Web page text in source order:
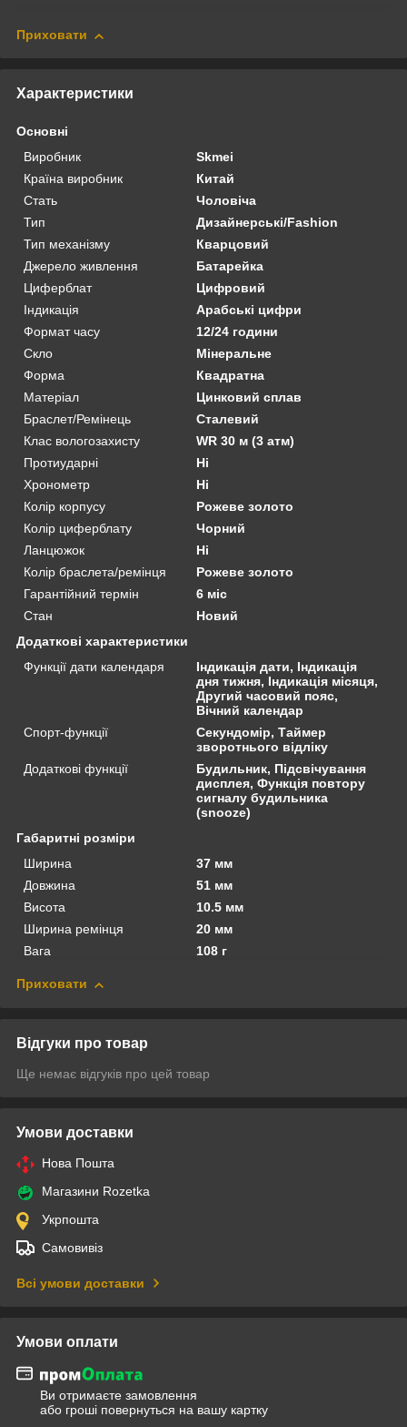
Приховати
Характеристики
Основні
Виробник
Skmei
Країна виробник
Китай
Стать
Чоловіча
Тип
Дизайнерські/Fashion
Тип механізму
Кварцовий
Джерело живлення
Батарейка
Циферблат
Цифровий
Індикація
Арабські цифри
Формат часу
12/24 години
Скло
Мінеральне
Форма
Квадратна
Матеріал
Цинковий сплав
Браслет/Ремінець
Сталевий
Клас вологозахисту
WR 30 м (3 атм)
Протиударні
Ні
Хронометр
Ні
Колір корпусу
Рожеве золото
Колір циферблату
Чорний
Ланцюжок
Ні
Колір браслета/ремінця
Рожеве золото
Гарантійний термін
6 міс
Стан
Новий
Додаткові характеристики
Функції дати календаря
Індикація дати, Індикація
дня тижня, Індикація місяця,
Другий часовий пояс,
Вічний календар
Спорт-функції
Секундомір, Таймер
зворотнього відліку
Додаткові функції
Будильник, Підсвічування
дисплея, Функція повтору
сигналу будильника
(snooze)
Габаритні розміри
Ширина
37 мм
Довжина
51 мм
Висота
10.5 мм
Ширина ремінця
20 мм
Вага
108 г
Приховати
Відгуки про товар
Ще немає відгуків про цей товар
Умови доставки
Нова Пошта
Магазини Rozetka
Укрпошта
Самовивіз
Всі умови доставки
Умови оплати
Ви отримаєте замовлення
або гроші повернуться на вашу картку